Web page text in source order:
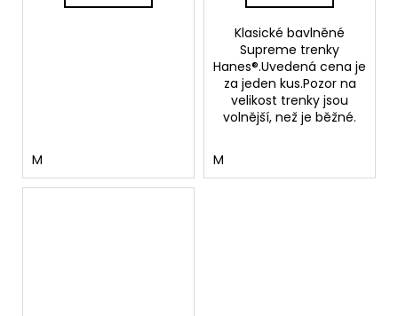
M
Klasické bavlněné
Supreme trenky
Hanes®.Uvedená cena je
za jeden kus.Pozor na
velikost trenky jsou
volnější, než je běžné.
M